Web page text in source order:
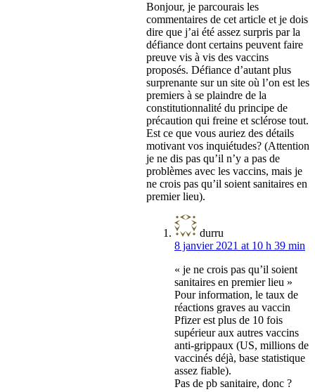
Bonjour, je parcourais les
commentaires de cet article et je dois
dire que j’ai été assez surpris par la
défiance dont certains peuvent faire
preuve vis à vis des vaccins
proposés. Défiance d’autant plus
surprenante sur un site où l’on est les
premiers à se plaindre de la
constitutionnalité du principe de
précaution qui freine et sclérose tout.
Est ce que vous auriez des détails
motivant vos inquiétudes? (Attention
je ne dis pas qu’il n’y a pas de
problèmes avec les vaccins, mais je
ne crois pas qu’il soient sanitaires en
premier lieu).
durru
8 janvier 2021 at 10 h 39 min
« je ne crois pas qu’il soient
sanitaires en premier lieu »
Pour information, le taux de
réactions graves au vaccin
Pfizer est plus de 10 fois
supérieur aux autres vaccins
anti-grippaux (US, millions de
vaccinés déjà, base statistique
assez fiable).
Pas de pb sanitaire, donc ?